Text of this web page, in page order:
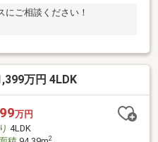
にご相談ください！
万円 4LDK
万円
4LDK
2